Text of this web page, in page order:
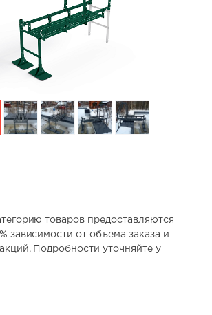
товаров предоставляются
зависимости от объема заказа и
Подробности уточняйте у